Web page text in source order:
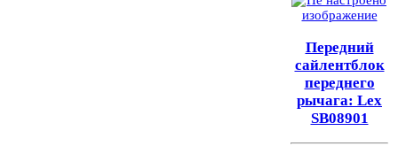
Передний
сайлентблок
переднего
рычага: Lex
SB08901